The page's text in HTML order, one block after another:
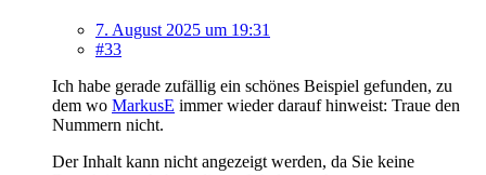
7. August 2025 um 19:31
#33
Ich habe gerade zufällig ein schönes Beispiel gefunden, zu
dem wo MarkusE immer wieder darauf hinweist: Traue den
Nummern nicht.
Der Inhalt kann nicht angezeigt werden, da Sie keine